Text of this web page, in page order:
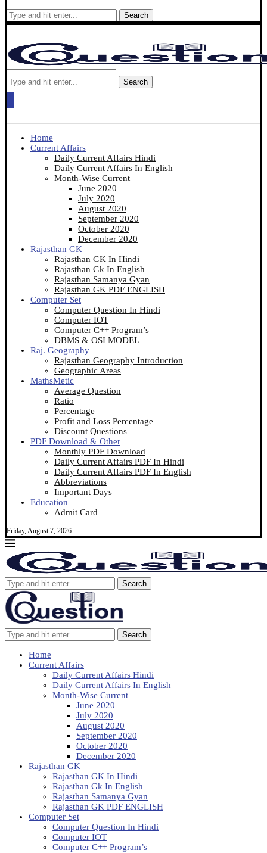
Search
Search
Home
Current Affairs
Daily Current Affairs Hindi
Daily Current Affairs In English
Month-Wise Current
June 2020
July 2020
August 2020
September 2020
October 2020
December 2020
Rajasthan GK
Rajasthan GK In Hindi
Rajasthan Gk In English
Rajasthan Samanya Gyan
Rajasthan GK PDF ENGLISH
Computer Set
Computer Question In Hindi
Computer IOT
Computer C++ Program’s
DBMS & OSI MODEL
Raj. Geography
Rajasthan Geography Introduction
Geographic Areas
MathsMetic
Average Question
Ratio
Percentage
Profit and Loss Percentage
Discount Questions
PDF Download & Other
Monthly PDF Download
Daily Current Affairs PDF In Hindi
Daily Current Affairs PDF In English
Abbreviations
Important Days
Education
Admit Card
Friday, August 7, 2026
Search
Search
Home
Current Affairs
Daily Current Affairs Hindi
Daily Current Affairs In English
Month-Wise Current
June 2020
July 2020
August 2020
September 2020
October 2020
December 2020
Rajasthan GK
Rajasthan GK In Hindi
Rajasthan Gk In English
Rajasthan Samanya Gyan
Rajasthan GK PDF ENGLISH
Computer Set
Computer Question In Hindi
Computer IOT
Computer C++ Program’s